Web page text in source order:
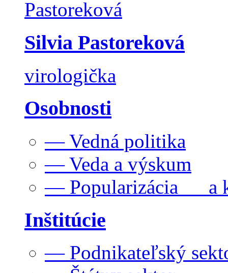
Silvia Pastoreková
virologička
Osobnosti
— Vedná politika
— Veda a výskum
— Popularizácia a
Inštitúcie
— Podnikateľský